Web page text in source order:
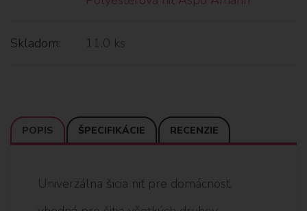
Skladom: 11.0 ks
POPIS ŠPECIFIKÁCIE RECENZIE
Univerzálna šicia niť pre domácnosť,